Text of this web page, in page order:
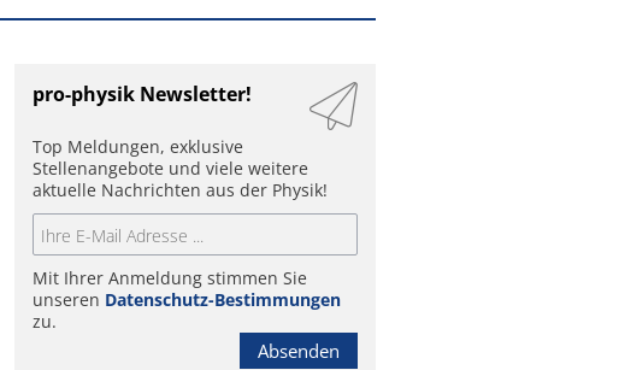
pro-physik Newsletter!
Top Meldungen, exklusive
Stellenangebote und viele weitere
aktuelle Nachrichten aus der Physik!
Mit Ihrer Anmeldung stimmen Sie
unseren Datenschutz-Bestimmungen
zu.
Absenden